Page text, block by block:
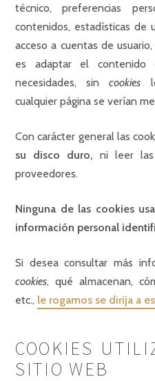
técnico, preferencias
contenidos, estadísticas de
acceso a cuentas de
es adaptar el
necesidades, sincookies
cualquier página se verían
Con carácter general las
su disco duro, ni leer las
proveedores.
Ninguna de las cookies
información personal
Si desea consultar más
cookies, qué almacenan,
etc., le rogamos se dirija a
COOKIES
SITIO WEB